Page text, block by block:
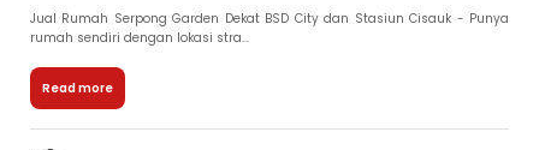
Jual Rumah Serpong Garden Dekat BSD City dan Stasiun Cisauk - Punya
rumah sendiri dengan lokasi stra...
Read more